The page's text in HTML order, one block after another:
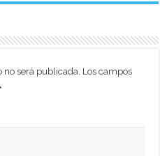
será publicada. Los campos
*